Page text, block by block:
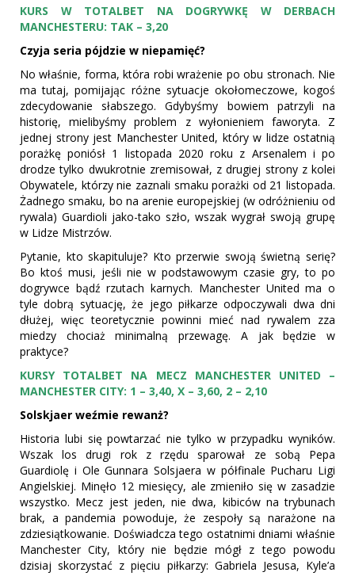
KURS W TOTALBET NA DOGRYWKĘ W DERBACH
MANCHESTERU: TAK – 3,20
Czyja seria pójdzie w niepamięć?
No właśnie, forma, która robi wrażenie po obu stronach. Nie
ma tutaj, pomijając różne sytuacje okołomeczowe, kogoś
zdecydowanie słabszego. Gdybyśmy bowiem patrzyli na
historię, mielibyśmy problem z wyłonieniem faworyta. Z
jednej strony jest Manchester United, który w lidze ostatnią
porażkę poniósł 1 listopada 2020 roku z Arsenalem i po
drodze tylko dwukrotnie zremisował, z drugiej strony z kolei
Obywatele, którzy nie zaznali smaku porażki od 21 listopada.
Żadnego smaku, bo na arenie europejskiej (w odróżnieniu od
rywala) Guardioli jako-tako szło, wszak wygrał swoją grupę
w Lidze Mistrzów.
Pytanie, kto skapituluje? Kto przerwie swoją świetną serię?
Bo ktoś musi, jeśli nie w podstawowym czasie gry, to po
dogrywce bądź rzutach karnych. Manchester United ma o
tyle dobrą sytuację, że jego piłkarze odpoczywali dwa dni
dłużej, więc teoretycznie powinni mieć nad rywalem zza
miedzy chociaż minimalną przewagę. A jak będzie w
praktyce?
KURSY TOTALBET NA MECZ MANCHESTER UNITED –
MANCHESTER CITY: 1 – 3,40, X – 3,60, 2 – 2,10
Solskjaer weźmie rewanż?
Historia lubi się powtarzać nie tylko w przypadku wyników.
Wszak los drugi rok z rzędu sparował ze sobą Pepa
Guardiolę i Ole Gunnara Solsjaera w półfinale Pucharu Ligi
Angielskiej. Minęło 12 miesięcy, ale zmieniło się w zasadzie
wszystko. Mecz jest jeden, nie dwa, kibiców na trybunach
brak, a pandemia powoduje, że zespoły są narażone na
zdziesiątkowanie. Doświadcza tego ostatnimi dniami właśnie
Manchester City, który nie będzie mógł z tego powodu
dzisiaj skorzystać z pięciu piłkarzy: Gabriela Jesusa, Kyle’a